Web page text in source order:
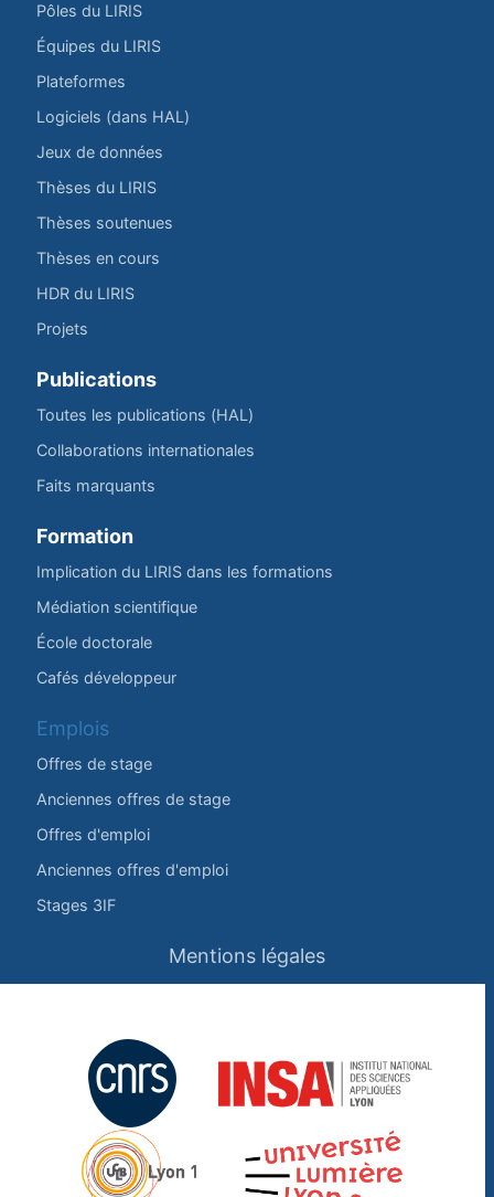
Pôles du LIRIS
Équipes du LIRIS
Plateformes
Logiciels (dans HAL)
Jeux de données
Thèses du LIRIS
Thèses soutenues
Thèses en cours
HDR du LIRIS
Projets
Publications
Toutes les publications (HAL)
Collaborations internationales
Faits marquants
Formation
Implication du LIRIS dans les formations
Médiation scientifique
École doctorale
Cafés développeur
Emplois
Offres de stage
Anciennes offres de stage
Offres d'emploi
Anciennes offres d'emploi
Stages 3IF
Mentions légales